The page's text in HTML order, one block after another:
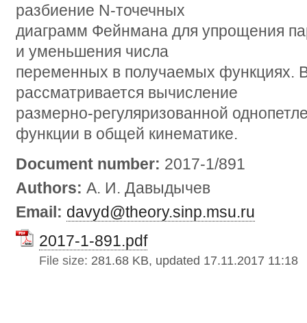
разбиение N-точечных
диаграмм Фейнмана для упрощения
и уменьшения числа
переменных в получаемых функциях.
рассматривается вычисление
размерно-регуляризованной
функции в общей кинематике.
Document number: 2017-1/891
Authors: А. И. Давыдычев
Email: davyd@theory.sinp.msu.ru
2017-1-891.pdf
File size: 281.68 KB, updated 17.11.2017 11:18